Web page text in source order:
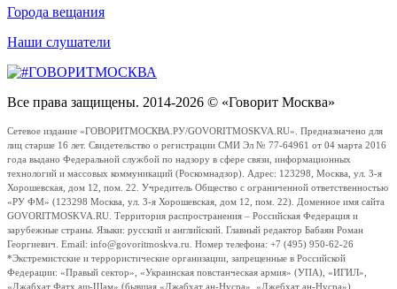
Города вещания
Наши слушатели
Все права защищены. 2014-2026 © «Говорит Москва»
Сетевое издание «ГОВОРИТМОСКВА.РУ/GOVORITMOSKVA.RU». Предназначено для
лиц старше 16 лет. Свидетельство о регистрации СМИ Эл № 77-64961 от 04 марта 2016
года выдано Федеральной службой по надзору в сфере связи, информационных
технологий и массовых коммуникаций (Роскомнадзор). Адрес: 123298, Москва, ул. 3-я
Хорошевская, дом 12, пом. 22. Учредитель Общество с ограниченной ответственностью
«РУ ФМ» (123298 Москва, ул. 3-я Хорошевская, дом 12, пом. 22). Доменное имя сайта
GOVORITMOSKVA.RU. Территория распространения – Российская Федерация и
зарубежные страны. Языки: русский и английский. Главный редактор Бабаян Роман
Георгиевич. Email: info@govoritmoskva.ru. Номер телефона: +7 (495) 950-62-26
*Экстремистские и террористические организации, запрещенные в Российской
Федерации: «Правый сектор», «Украинская повстанческая армия» (УПА), «ИГИЛ»,
«Джабхат Фатх аш-Шам» (бывшая «Джабхат ан-Нусра», «Джебхат ан-Нусра»),